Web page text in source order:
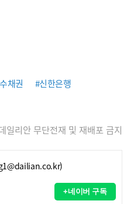
채권
#신한은행
일리안 무단전재 및 재배포 금지
+네이버 구독